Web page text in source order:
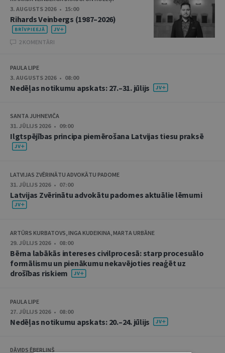
3. AUGUSTS 2026 • 15:00
Rihards Veinbergs (1987–2026)
2 KOMENTĀRI
PAULA LIPE
3. AUGUSTS 2026 • 08:00
Nedēļas notikumu apskats: 27.–31. jūlijs
SANTA JUHNEVIČA
31. JŪLIJS 2026 • 09:00
Ilgtspējības principa piemērošana Latvijas tiesu praksē
LATVIJAS ZVĒRINĀTU ADVOKĀTU PADOME
31. JŪLIJS 2026 • 07:00
Latvijas Zvērinātu advokātu padomes aktuālie lēmumi
ARTŪRS KURBATOVS, INGA KUDEIKINA, MARTA URBĀNE
29. JŪLIJS 2026 • 08:00
Bērna labākās intereses civilprocesā: starp procesuālo
formālismu un pienākumu nekavējoties reaģēt uz
drošības riskiem
PAULA LIPE
27. JŪLIJS 2026 • 08:00
Nedēļas notikumu apskats: 20.–24. jūlijs
DĀVIDS ĒBERLIŅŠ